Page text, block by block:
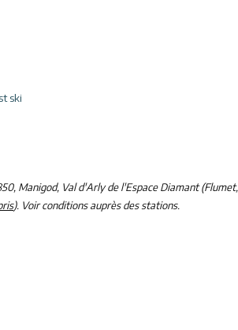
ski
Manigod, Val d'Arly de l'Espace Diamant (Flumet,
). Voir conditions auprès des stations.